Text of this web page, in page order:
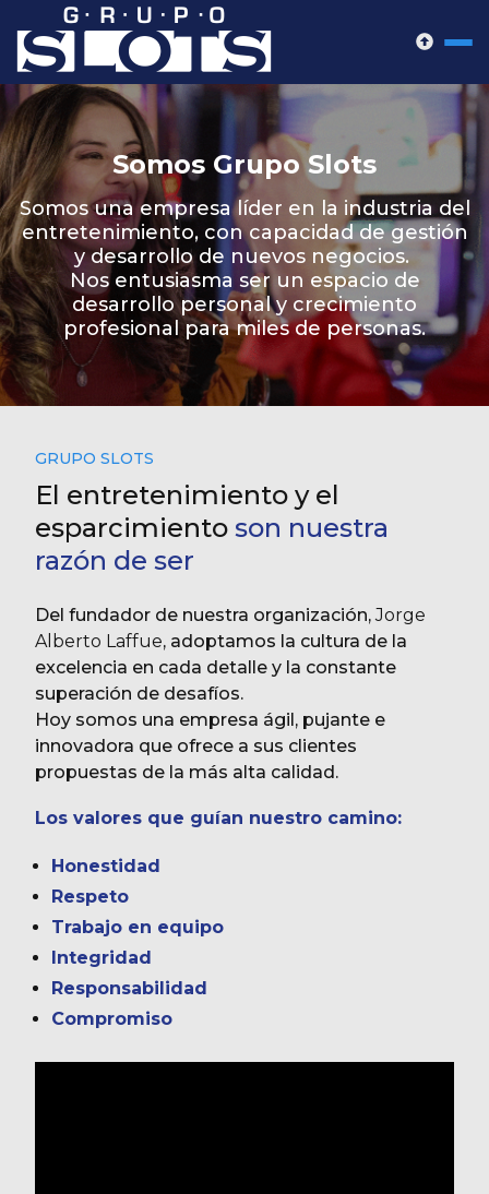
Somos Grupo Slots
Somos una empresa líder en la industria del
entretenimiento, con capacidad de gestión
y desarrollo de nuevos negocios.
Nos entusiasma ser un espacio de
desarrollo personal y crecimiento
profesional para miles de personas.
GRUPO SLOTS
El entretenimiento y el
esparcimiento son nuestra
razón de ser
Del fundador de nuestra organización,Jorge
Alberto Laffue, adoptamos la cultura de la
excelencia en cada detalle y la constante
superación de desafíos.
Hoy somos una empresa ágil, pujante e
innovadora que ofrece a sus clientes
propuestas de la más alta calidad.
Los valores que guían nuestro camino:
Honestidad
Respeto
Trabajo en equipo
Integridad
Responsabilidad
Compromiso